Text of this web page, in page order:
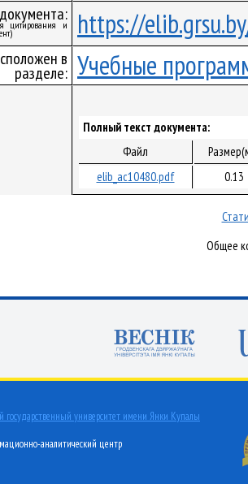
цитирования и https://
в
разделе: Учебные
Полный текст документа:
Файл
elib_ac10480.pdf
0.13
Общее
государственный университет имени Янки Купалы
аналитический центр